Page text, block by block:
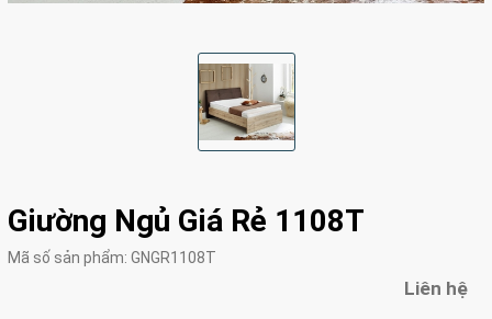
Giường Ngủ Giá Rẻ 1108T
Mã số sản phẩm: GNGR1108T
Liên hệ